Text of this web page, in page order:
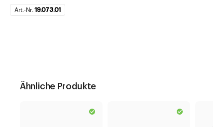
Art.-Nr.19.073.01
Ähnliche Produkte